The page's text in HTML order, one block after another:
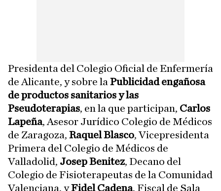
Presidenta del Colegio Oficial de Enfermería
de Alicante, y sobre la Publicidad engañosa
de productos sanitarios y las
Pseudoterapias, en la que participan, Carlos
Lapeña, Asesor Jurídico Colegio de Médicos
de Zaragoza, Raquel Blasco, Vicepresidenta
Primera del Colegio de Médicos de
Valladolid, Josep Benitez, Decano del
Colegio de Fisioterapeutas de la Comunidad
Valenciana, yFidel Cadena, Fiscal de Sala